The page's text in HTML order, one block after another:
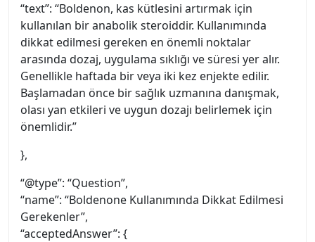
“text”: “Boldenon, kas kütlesini artırmak için
kullanılan bir anabolik steroiddir. Kullanımında
dikkat edilmesi gereken en önemli noktalar
arasında dozaj, uygulama sıklığı ve süresi yer alır.
Genellikle haftada bir veya iki kez enjekte edilir.
Başlamadan önce bir sağlık uzmanına danışmak,
olası yan etkileri ve uygun dozajı belirlemek için
önemlidir.”
},
“@type”: “Question”,
“name”: “Boldenone Kullanımında Dikkat Edilmesi
Gerekenler”,
“acceptedAnswer”: {